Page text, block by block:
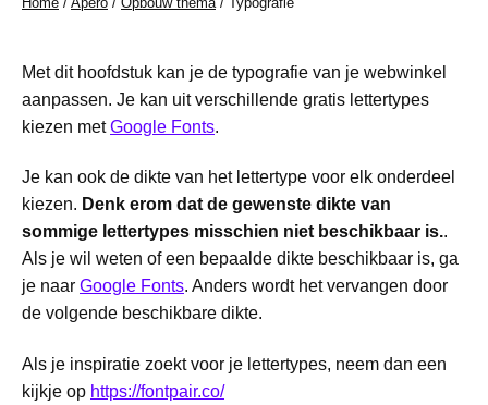
Met dit hoofdstuk kan je de typografie van je webwinkel
aanpassen. Je kan uit verschillende gratis lettertypes
kiezen metGoogle Fonts.
Je kan ook de dikte van het lettertype voor elk onderdeel
kiezen. Denk erom dat de gewenste dikte van
sommige lettertypes misschien niet beschikbaar is..
Als je wil weten of een bepaalde dikte beschikbaar is, ga
je naar Google Fonts. Anders wordt het vervangen door
de volgende beschikbare dikte.
Als je inspiratie zoekt voor je lettertypes, neem dan een
kijkje op https://fontpair.co/